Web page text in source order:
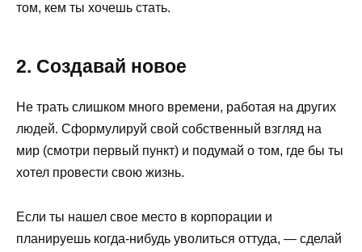
том, кем ты хочешь стать.
2. Создавай новое
Не трать слишком много времени, работая на других
людей. Сформулируй свой собственный взгляд на
мир (смотри первый пункт) и подумай о том, где бы ты
хотел провести свою жизнь.
Если ты нашел свое место в корпорации и
планируешь когда-нибудь уволиться оттуда, — сделай